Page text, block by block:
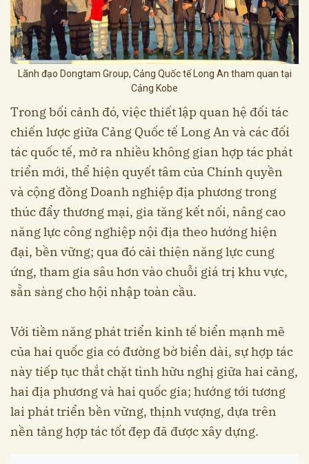
Lãnh đạo Dongtam Group, Cảng Quốc tế Long An tham quan tại
Cảng Kobe
Trong bối cảnh đó, việc thiết lập quan hệ đối tác
chiến lược giữa Cảng Quốc tế Long An và các đối
tác quốc tế, mở ra nhiều không gian hợp tác phát
triển mới, thể hiện quyết tâm của Chính quyền
và cộng đồng Doanh nghiệp địa phương trong
thúc đẩy thương mại, gia tăng kết nối, nâng cao
năng lực công nghiệp nội địa theo hướng hiện
đại, bền vững; qua đó cải thiện năng lực cung
ứng, tham gia sâu hơn vào chuỗi giá trị khu vực,
sẵn sàng cho hội nhập toàn cầu.
Với tiềm năng phát triển kinh tế biển mạnh mẽ
của hai quốc gia có đường bờ biển dài, sự hợp tác
này tiếp tục thắt chặt tình hữu nghị giữa hai cảng,
hai địa phương và hai quốc gia; hướng tới tương
lai phát triển bền vững, thịnh vượng, dựa trên
nền tảng hợp tác tốt đẹp đã được xây dựng.